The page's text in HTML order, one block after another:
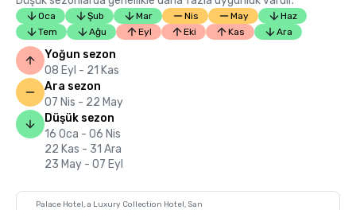
Oca Şub Mar Nis May
Haz
Tem
Ağu Eyl Eki Kas Ara
Yoğun sezon
08 Eyl - 21 Kas
Ara sezon
07 Nis - 22 May
Düşük sezon
16 Oca - 06 Nis
22 Kas - 31 Ara
23 May - 07 Eyl
Palace Hotel, a Luxury Collection Hotel, San